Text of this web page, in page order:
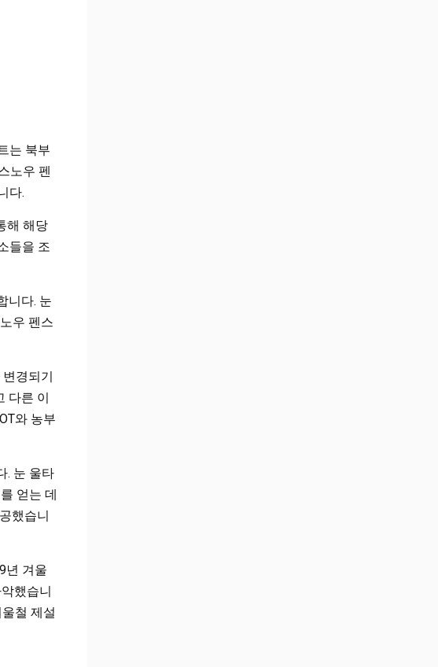
는 북부
노우 펜
다.
해 해당
들을 조
니다. 눈
우 펜스
경되기
다른 이
와 농부
. 눈 울타
얻는 데
했습니
년 겨울
했습니
철 제설